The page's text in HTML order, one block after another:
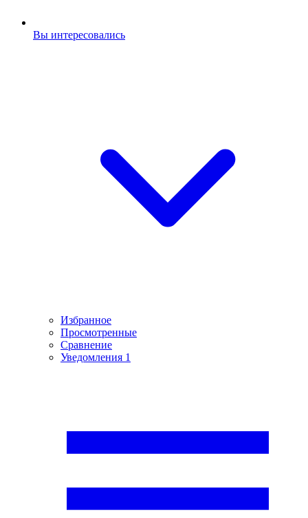
Вы интересовались
Избранное
Просмотренные
Сравнение
Уведомления 1